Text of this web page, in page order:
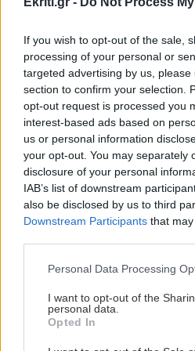
If you wish to opt-out of the sale,
processing of your personal or
targeted advertising by us,
section to confirm your selection.
opt-out request is processed you
interest-based ads based on
us or personal information
your opt-out. You may separately
disclosure of your personal
IAB’s list of downstream
also be disclosed by us to third
Downstream Participants that
Personal Data Processing
I want to opt-out of the
personal data.
Opted In
μάθετε πρώτοι όλες
και όχι μόνο.
Τεχεράνη Ιράν Πόλεμος
ΡΟΗ
Κιλκίς: Φωτιά σε χαμηλή